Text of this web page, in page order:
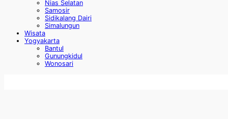
Nias Selatan
Samosir
Sidikalang Dairi
Simalungun
Wisata
Yogyakarta
Bantul
Gunungkidul
Wonosari